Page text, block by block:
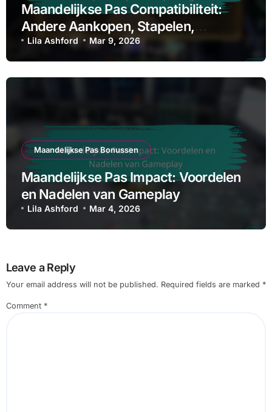
Maandelijkse Pas Compatibiliteit:
Andere Aankopen, Stapelen,
Beperkingen
Lila Ashford Mar 9, 2026
Maandelijkse Pas Bonussen
Maandelijkse Pas Impact: Voordelen
en Nadelen van Gameplay
Lila Ashford Mar 4, 2026
Leave a Reply
Your email address will not be published. Required fields are marked *
Comment *